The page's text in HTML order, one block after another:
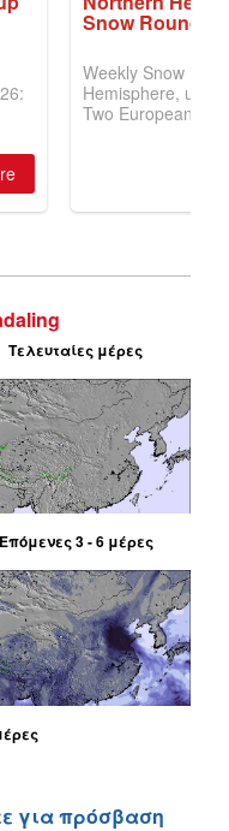
Τελευταίες μέρες
Επόμενες 3 - 6 μέρες
για πρόσβαση